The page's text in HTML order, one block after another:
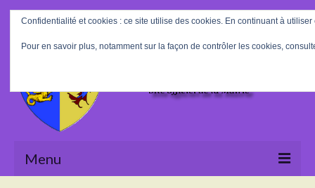
Rechercher
Menu
Confidentialité et cookies : ce site utilise des cookies. En continuant à
Pour en savoir plus, notamment sur la façon de contrôler les cookies,